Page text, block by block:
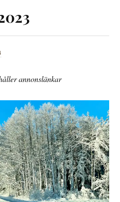
annonslänkar